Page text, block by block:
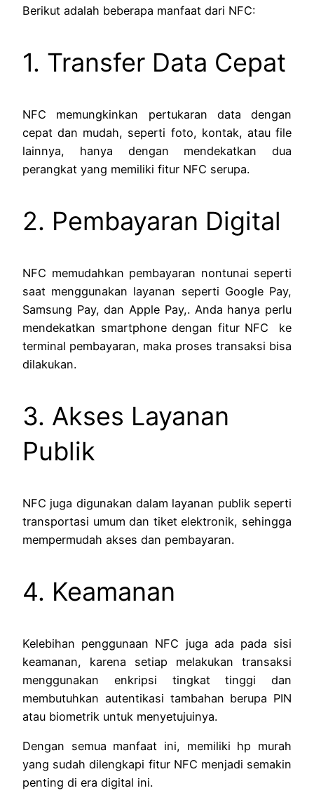
Berikut adalah beberapa manfaat dari NFC:
1. Transfer Data Cepat
NFC memungkinkan pertukaran data dengan
cepat dan mudah, seperti foto, kontak, atau file
lainnya, hanya dengan mendekatkan dua
perangkat yang memiliki fitur NFC serupa.
2. Pembayaran Digital
NFC memudahkan pembayaran nontunai seperti
saat menggunakan layanan seperti Google Pay,
Samsung Pay, dan Apple Pay,. Anda hanya perlu
mendekatkan smartphone dengan fitur NFC ke
terminal pembayaran, maka proses transaksi bisa
dilakukan.
3. Akses Layanan
Publik
NFC juga digunakan dalam layanan publik seperti
transportasi umum dan tiket elektronik, sehingga
mempermudah akses dan pembayaran.
4. Keamanan
Kelebihan penggunaan NFC juga ada pada sisi
keamanan, karena setiap melakukan transaksi
menggunakan enkripsi tingkat tinggi dan
membutuhkan autentikasi tambahan berupa PIN
atau biometrik untuk menyetujuinya.
Dengan semua manfaat ini, memiliki hp murah
yang sudah dilengkapi fitur NFC menjadi semakin
penting di era digital ini.